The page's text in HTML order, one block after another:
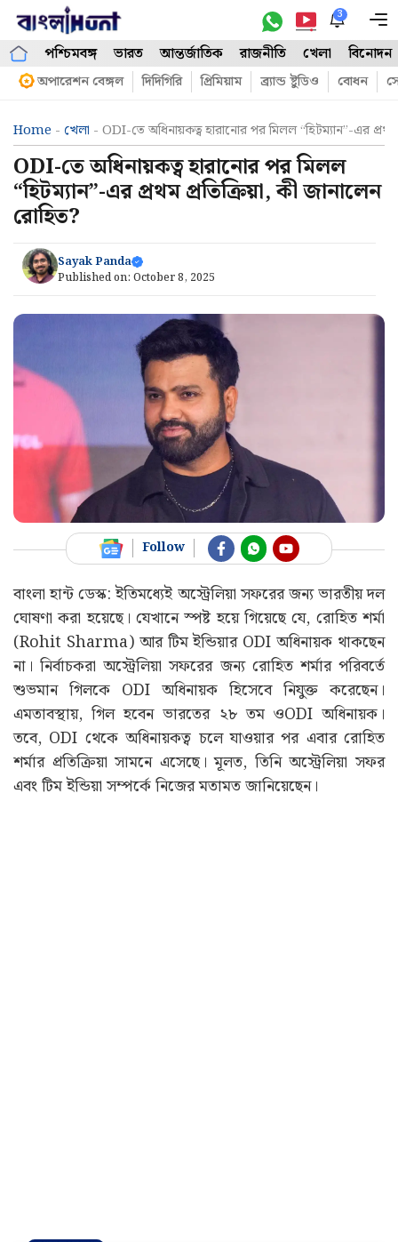
Skip
content
3
পশ্চিমবঙ্গ ভারত আন্তর্জাতিক রাজনীতি খেলা বিনোদন
অপারেশন বেঙ্গল দিদিগিরি প্রিমিয়াম ব্র্যান্ড ষ্টুডিও বোধন
Home - খেলা - ODI-তে অধিনায়কত্ব হারানোর পর মিলল “হিটম্যান”-এর
ODI-তে অধিনায়কত্ব হারানোর পর মিলল
“হিটম্যান”-এর প্রথম প্রতিক্রিয়া, কী জানালেন
রোহিত?
Sayak Panda
Published on: October 8, 2025
Follow
বাংলা হান্ট ডেস্ক: ইতিমধ্যেই অস্ট্রেলিয়া সফরের জন্য ভারতীয় দল
ঘোষণা করা হয়েছে। যেখানে স্পষ্ট হয়ে গিয়েছে যে, রোহিত শর্মা
(Rohit Sharma) আর টিম ইন্ডিয়ার ODI অধিনায়ক থাকছেন
না। নির্বাচকরা অস্ট্রেলিয়া সফরের জন্য রোহিত শর্মার পরিবর্তে
শুভমান গিলকে ODI অধিনায়ক হিসেবে নিযুক্ত করেছেন।
এমতাবস্থায়, গিল হবেন ভারতের ২৮ তম ওODI অধিনায়ক।
তবে, ODI থেকে অধিনায়কত্ব চলে যাওয়ার পর এবার রোহিত
শর্মার প্রতিক্রিয়া সামনে এসেছে। মূলত, তিনি অস্ট্রেলিয়া সফর
এবং টিম ইন্ডিয়া সম্পর্কে নিজের মতামত জানিয়েছেন।